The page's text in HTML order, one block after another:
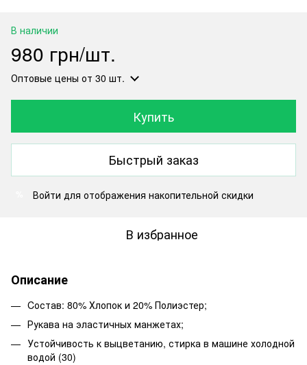
В наличии
980 грн/шт.
Оптовые цены от 30 шт.
Купить
Быстрый заказ
Войти для отображения накопительной скидки
В избранное
Описание
Cостав: 80% Хлопок и 20% Полиэстер;
Рукава на эластичных манжетах;
Устойчивость к выцветанию, стирка в машине холодной
водой (30)